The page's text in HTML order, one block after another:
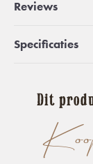
Reviews
Specificaties
Dit